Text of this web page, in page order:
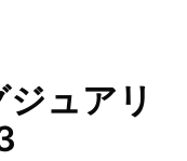
ジュアリ